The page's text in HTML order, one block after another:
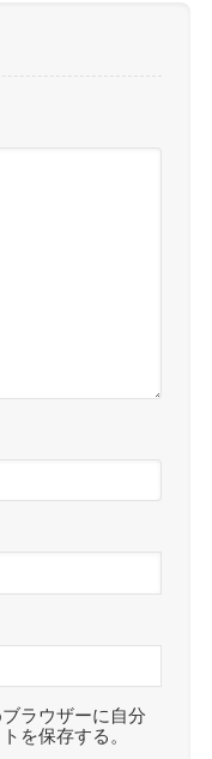
ラウザーに自分
を保存する。